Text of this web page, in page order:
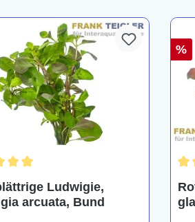
Ludwigie,
arcuata, Bund
%